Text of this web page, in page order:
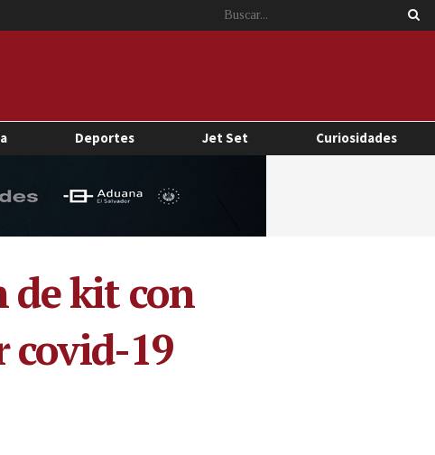
Deportes Jet Set Curiosidades
kit con
covid-19